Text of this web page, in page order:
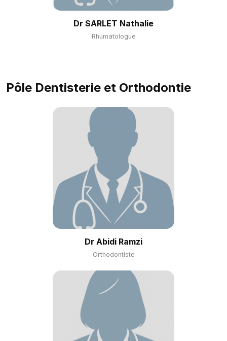
Dr SARLET Nathalie
Rhumatologue
Pôle Dentisterie et Orthodontie
Dr Abidi Ramzi
Orthodontiste